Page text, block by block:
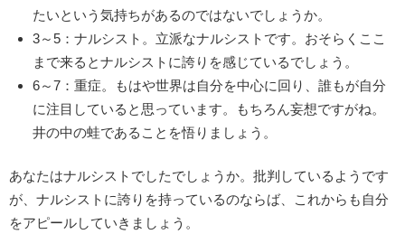
たいという気持ちがあるのではないでしょうか。
3～5：ナルシスト。立派なナルシストです。おそらくここ
まで来るとナルシストに誇りを感じているでしょう。
6～7：重症。もはや世界は自分を中心に回り、誰もが自分
に注目していると思っています。もちろん妄想ですがね。
井の中の蛙であることを悟りましょう。
あなたはナルシストでしたでしょうか。批判しているようです
が、ナルシストに誇りを持っているのならば、これからも自分
をアピールしていきましょう。